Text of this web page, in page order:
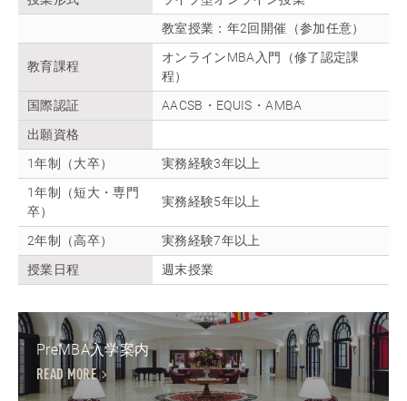
教室授業：年2回開催（参加任意）
教育課程
オンラインMBA入門（修了認定課
程）
国際認証
AACSB・EQUIS・AMBA
出願資格
1年制（大卒）
実務経験3年以上
1年制（短大・専門
卒）
実務経験5年以上
2年制（高卒）
実務経験7年以上
授業日程
週末授業
PreMBA入学案内
READ MORE